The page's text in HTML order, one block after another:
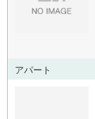
アパート